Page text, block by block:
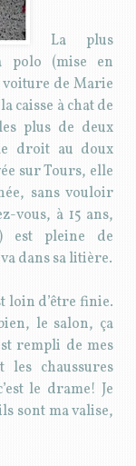
La plus
polo (mise en
voiture de Marie
caisse à chat de
plus de deux
droit au doux
sur Tours, elle
sans vouloir
vous, à 15 ans,
est pleine de
dans sa litière.
loin d’être finie.
le salon, ça
rempli de mes
les chaussures
le drame! Je
sont ma valise,